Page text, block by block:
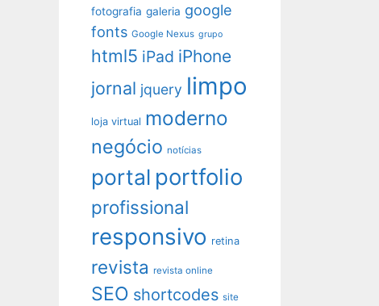
fotografia galeria google
fonts Google Nexus grupo
html5 iPad iPhone
jornal jquery limpo
loja virtual moderno
negócio notícias
portal portfolio
profissional
responsivo retina
revista revista online
SEO shortcodes site